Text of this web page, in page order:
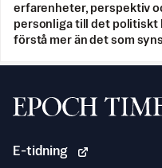
erfarenheter, perspektiv
personliga till det politiskt
förstå mer än det som
Svenska Epoch
E-tidning